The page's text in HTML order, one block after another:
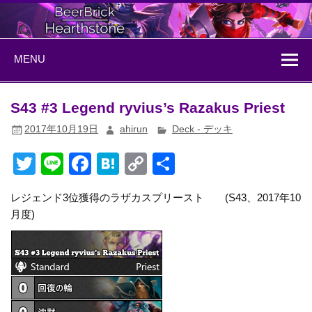
Skip
content
BeerBrick
Hearthstone
MENU
S43 #3 Legend ryvius’s Razakus Priest
2017年10月19日 ahirun Deck - デッキ
T
tt
er
Li
e
F
c
e
b
o
o
H
e
n
a
C
p
y
Li
n
k
レジェンド3位獲得のラザカスプリースト (S43、2017年10
月度)